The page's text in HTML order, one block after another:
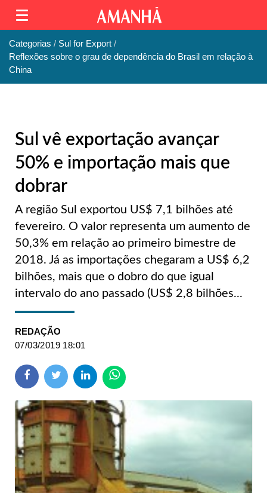
Categorias
Sul for Export
Reflexões sobre o grau de dependência do Brasil em relação à
China
Sul vê exportação avançar
50% e importação mais que
dobrar
A região Sul exportou US$ 7,1 bilhões até
fevereiro. O valor representa um aumento de
50,3% em relação ao primeiro bimestre de
2018. Já as importações chegaram a US$ 6,2
bilhões, mais que o dobro do que igual
intervalo do ano passado (US$ 2,8 bilhões...
REDAÇÃO
07/03/2019 18:01